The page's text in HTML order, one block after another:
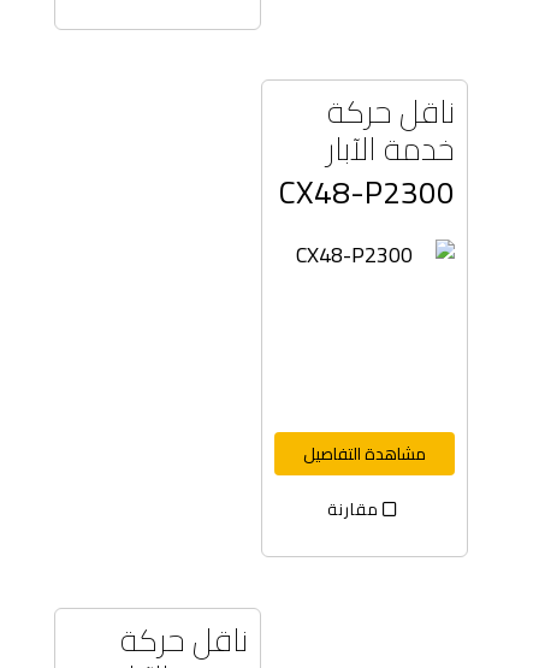
ناقل حركة
خدمة الآبار
CX48-P2300
مشاهدة التفاصيل
مقارنة
ناقل حركة